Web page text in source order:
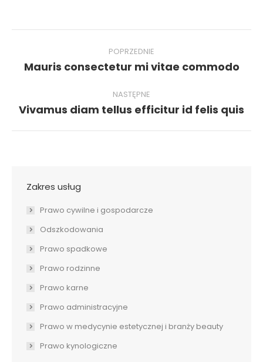
POPRZEDNIE
Poprzedni
Mauris consectetur mi vitae commodo
NASTĘPNE
Następny
Vivamus diam tellus efficitur id felis quis
Zakres usług
Prawo cywilne i gospodarcze
Odszkodowania
Prawo spadkowe
Prawo rodzinne
Prawo karne
Prawo administracyjne
Prawo w medycynie estetycznej i branży beauty
Prawo kynologiczne